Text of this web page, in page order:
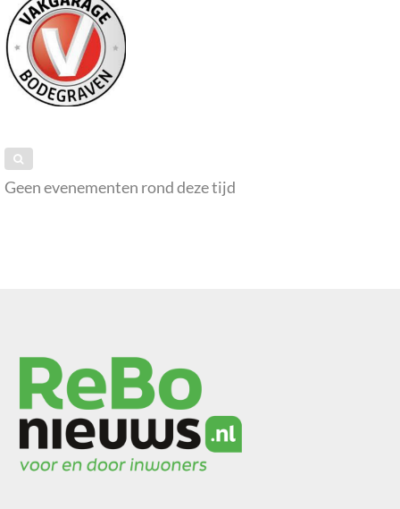
Geen evenementen rond deze tijd